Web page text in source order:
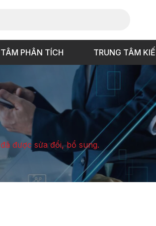
PHÂN TÍCH TRUNG TÂM
được sửa đổi, bổ sung.